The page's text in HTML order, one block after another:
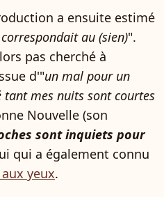
a ensuite estimé
au (sien)".
pas cherché à
d'"un mal pour un
tant mes nuits sont courtes
Nouvelle (son
sont inquiets pour
qui a également connu
yeux.